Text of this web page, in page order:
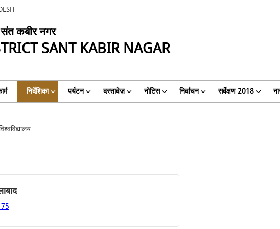
कबीर नगर
SANT KABIR NAGAR
निर्देशिका पर्यटन दस्तावेज़ नोटिस निर्वाचन सर्वेक्षण 2018